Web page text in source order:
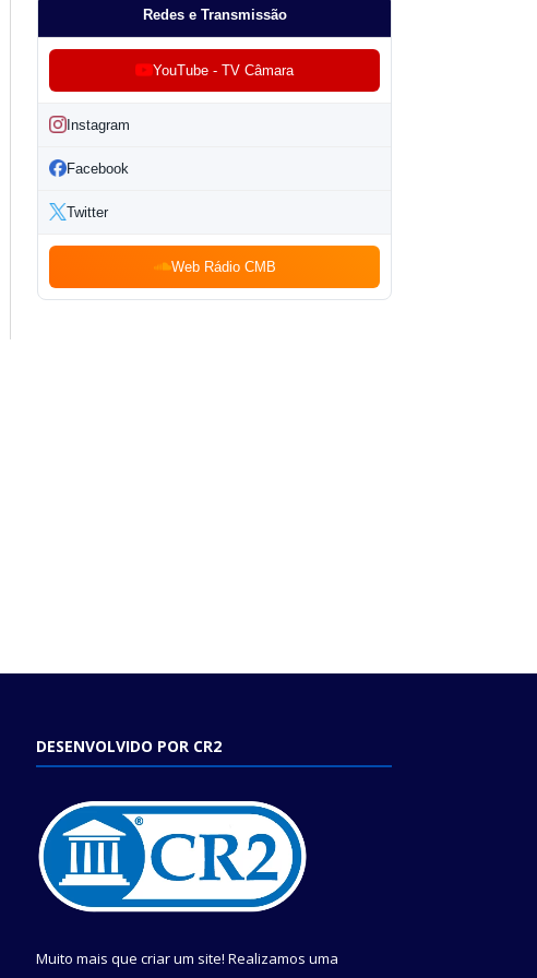
Redes e Transmissão
YouTube - TV Câmara
Instagram
Facebook
Twitter
Web Rádio CMB
DESENVOLVIDO POR CR2
Muito mais que criar um site! Realizamos uma